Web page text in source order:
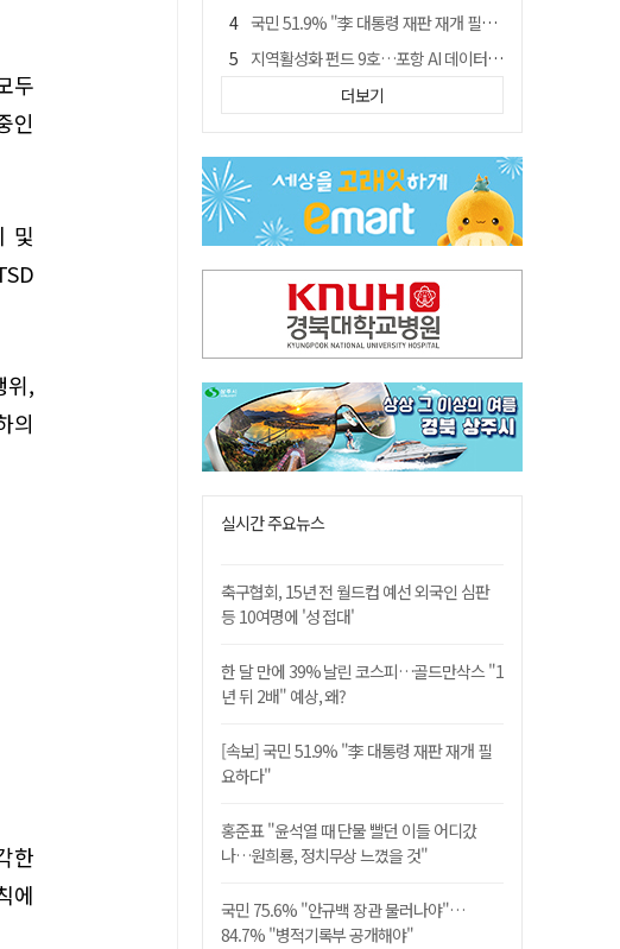
두
인
및
위,
의
한
에
국민 51.9% "李 대통령 재판 재개 필요하다"
지역활성화 펀드 9호…포항 AI 데이터센터에 6천억 투입
경북 영천시, 9월부터 11월까지 반값 여행 혜택 제공
'솔리다임 IPO 추진설' SK하이닉스, 주가 9% 급락
경찰, 홍명보 선임 의혹 수사…대한축구협회 전격 압수수색
"김용민, 흑백논리로 세상 보는 듯" 검찰 내부서 지탄
더보기
실시간 주요뉴스
축구협회, 15년 전 월드컵 예선 외국인 심판
등 10여명에 '성 접대'
한 달 만에 39% 날린 코스피…골드만삭스 "1
년 뒤 2배" 예상, 왜?
[속보] 국민 51.9% "李 대통령 재판 재개 필
요하다"
홍준표 "윤석열 때 단물 빨던 이들 어디갔
나…원희룡, 정치무상 느꼈을 것"
국민 75.6% "안규백 장관 물러나야"…
84.7% "병적기록부 공개해야"